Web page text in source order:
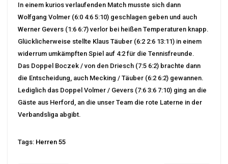
In einem kurios verlaufenden Match musste sich dann
Wolfgang Volmer (6:0 4:6 5:10) geschlagen geben und auch
Werner Gevers (1:6 6:7) verlor bei heißen Temperaturen knapp.
Glücklicherweise stellte Klaus Täuber (6:2 2:6 13:11) in einem
widerrum umkämpften Spiel auf 4:2 für die Tennisfreunde.
Das Doppel Boczek / von den Driesch (7:5 6:2) brachte dann
die Entscheidung, auch Mecking / Täuber (6:2 6:2) gewannen.
Lediglich das Doppel Volmer / Gevers (7:6 3:6 7:10) ging an die
Gäste aus Herford, an die unser Team die rote Laterne in der
Verbandsliga abgibt.
Tags: Herren 55